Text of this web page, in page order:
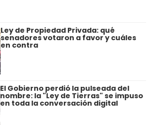
Ley de Propiedad Privada: qué
senadores votaron a favor y cuáles
en contra
El Gobierno perdió la pulseada del
nombre: la "Ley de Tierras" se impuso
en toda la conversación digital